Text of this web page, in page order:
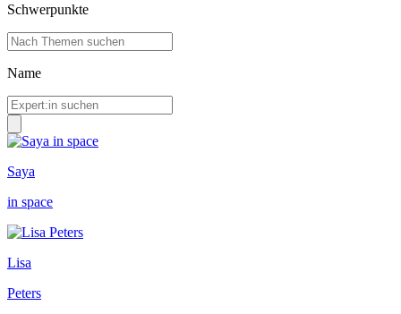
Schwerpunkte
Name
Saya
in space
Lisa
Peters